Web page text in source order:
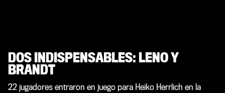
DOS INDISPENSABLES: LENO Y
BRANDT
22 jugadores entraron en juego para Heiko Herrlich en la